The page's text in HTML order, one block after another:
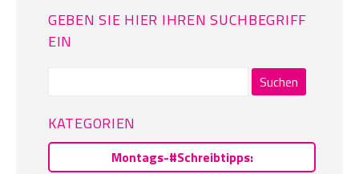
GEBEN SIE HIER IHREN SUCHBEGRIFF
EIN
KATEGORIEN
Montags-#Schreibtipps: